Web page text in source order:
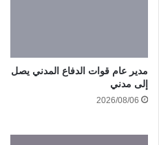
مدير عام قوات الدفاع المدني يصل
إلى مدني
2026/08/06